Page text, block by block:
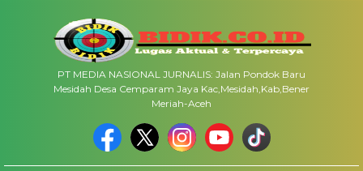
PT MEDIA NASIONAL JURNALIS: Jalan Pondok Baru
Mesidah Desa Cemparam Jaya Kac,Mesidah,Kab,Bener
Meriah-Aceh